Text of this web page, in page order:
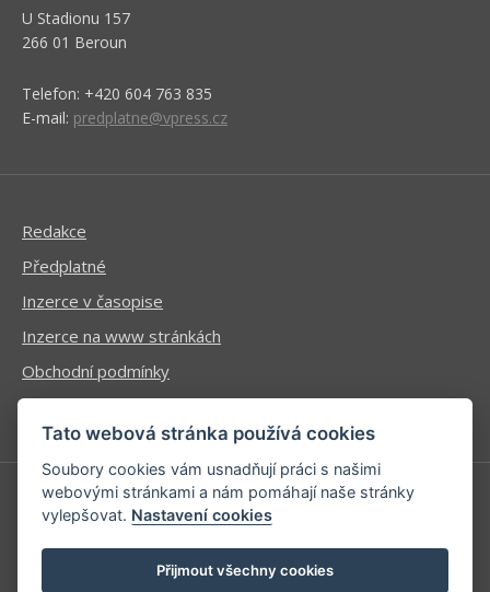
U Stadionu 157
266 01 Beroun
Telefon: +420 604 763 835
E-mail: predplatne@vpress.cz
Redakce
Předplatné
Inzerce v časopise
Inzerce na www stránkách
Obchodní podmínky
Ochrana osobních údajů
Příhlášení | Registrace
Kontaktní informace
Tato webová stránka používá cookies
Soubory cookies vám usnadňují práci s našimi
webovými stránkami a nám pomáhají naše stránky
vylepšovat. Nastavení cookies
Přijmout všechny cookies